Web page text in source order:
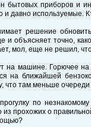
бытовых приборов и
давно используемые.
решение
и объясняет точно,
мол, еще не решил,
машине. Горючее на
на ближайшей
что там меньше
по
из прохожих о